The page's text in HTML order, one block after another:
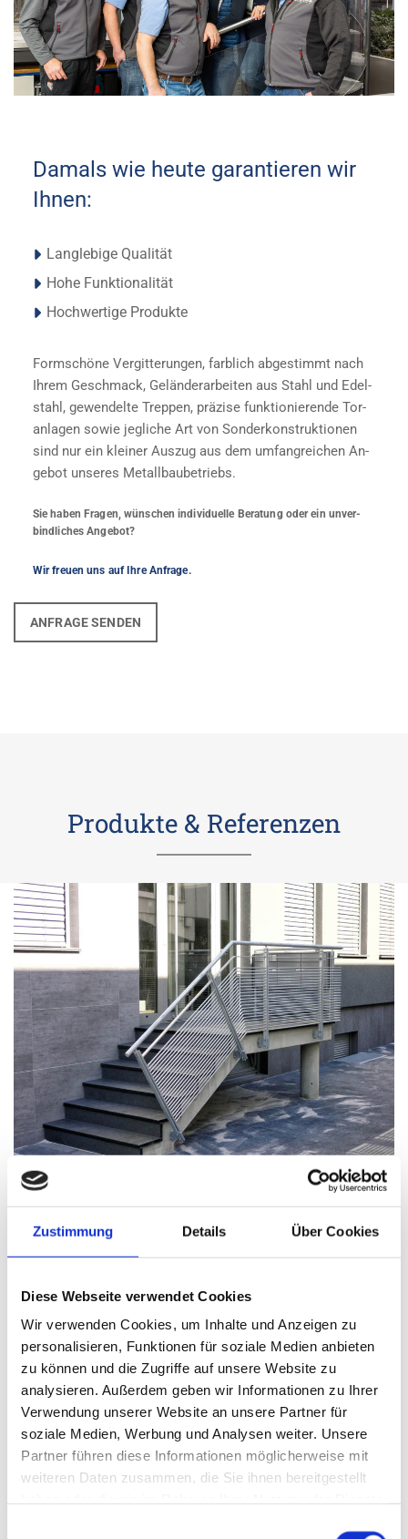
Zustimmung Details Über Cookies
Diese Webseite verwendet Cookies
Wir verwenden Cookies, um Inhalte und Anzeigen zu
personalisieren, Funktionen für soziale Medien anbieten
zu können und die Zugriffe auf unsere Website zu
analysieren. Außerdem geben wir Informationen zu Ihrer
Verwendung unserer Website an unsere Partner für
soziale Medien, Werbung und Analysen weiter. Unsere
Partner führen diese Informationen möglicherweise mit
weiteren Daten zusammen, die Sie ihnen bereitgestellt
Damals wie heute garantieren wir
Ihnen:
Langlebige Qualität
Hohe Funktionalität
Hochwertige Produkte
Form­schö­ne Ver­git­te­run­gen, farb­lich ab­ge­stimmt nach
Ihrem Ge­schmack, Ge­län­der­ar­bei­ten aus Stahl und Edel­
stahl, ge­wen­del­te Trep­pen, prä­zi­se funk­tio­nie­ren­de Tor­
an­la­gen sowie jeg­li­che Art von Son­der­kon­struk­tio­nen
sind nur ein klei­ner Aus­zug aus dem um­fang­rei­chen An­
ge­bot un­se­res Me­tall­bau­be­triebs.
Sie haben Fra­gen, wün­schen in­di­vi­du­el­le Be­ra­tung oder ein un­ver­
bind­li­ches An­ge­bot?
Wir freu­en uns auf Ihre An­fra­ge.
ANFRAGE SENDEN
Produkte & Referenzen